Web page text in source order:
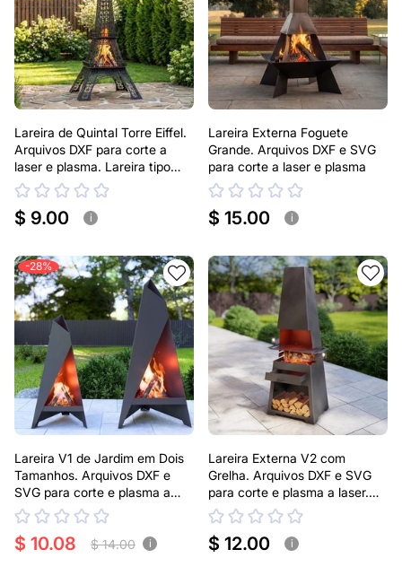
Lareira de Quintal Torre Eiffel.
Arquivos DXF para corte a
laser e plasma. Lareira tipo
Chaminea
$ 9.00 i
Lareira Externa Foguete
Grande. Arquivos DXF e SVG
para corte a laser e plasma
$ 15.00 i
-28%
Lareira V1 de Jardim em Dois
Tamanhos. Arquivos DXF e
SVG para corte e plasma a
laser. Lareira Externa Pirâmide
$ 10.08 $ 14.00 i
Lareira Externa V2 com
Grelha. Arquivos DXF e SVG
para corte e plasma a laser.
Lareira tipo Chaminea
$ 12.00 i